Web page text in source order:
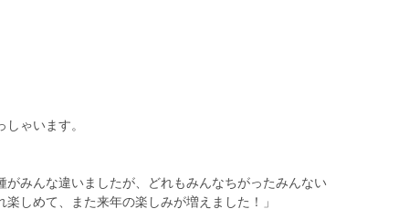
ゃいます。
みんな違いましたが、どれもみんなちがったみんない
しめて、また来年の楽しみが増えました！」